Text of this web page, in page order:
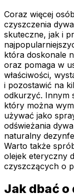
Coraz więcej
czyszczenia
skuteczne, jak i
która doskonale
oraz pomaga w
właściwości,
i pozostawić na
odkurzyć. Innym
który można
używać jako
odświeżania
naturalny
Warto także
olejek eteryczny
czyszczących o
Jak dbać o